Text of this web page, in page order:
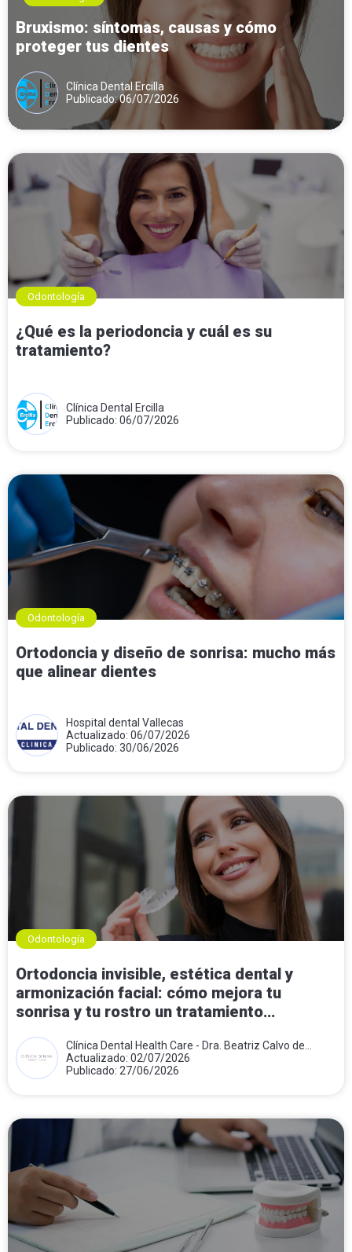
Bruxismo: síntomas, causas y cómo
proteger tus dientes
Clínica Dental Ercilla
Publicado: 06/07/2026
Odontología
¿Qué es la periodoncia y cuál es su
tratamiento?
Clínica Dental Ercilla
Publicado: 06/07/2026
Odontología
Ortodoncia y diseño de sonrisa: mucho más
que alinear dientes
Hospital dental Vallecas
Actualizado: 06/07/2026
Publicado: 30/06/2026
Odontología
Ortodoncia invisible, estética dental y
armonización facial: cómo mejora tu
sonrisa y tu rostro un tratamiento
Clínica Dental Health Care - Dra. Beatriz Calvo de
Mora
Actualizado: 02/07/2026
Publicado: 27/06/2026